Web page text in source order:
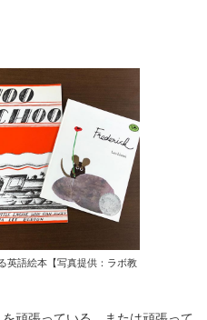
英語絵本【写真提供：ラボ教